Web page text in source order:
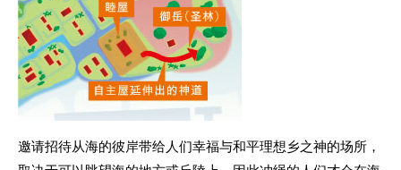
邀请招待从海的彼岸带给人们幸福与和平理想乡之神的场所，